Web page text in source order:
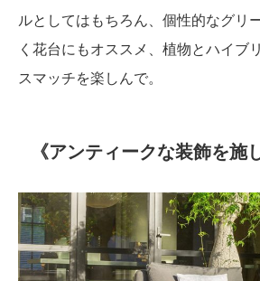
ルとしてはもちろん、個性的なグリ
く花台にもオススメ、植物とハイブ
スマッチを楽しんで。
《アンティークな装飾を施